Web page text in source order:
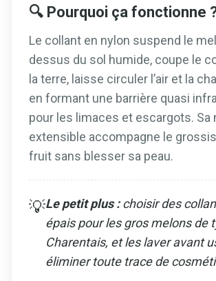
🔍 Pourquoi ça fonctionne
Le collant en nylon suspend le
dessus du sol humide, coupe le
la terre, laisse circuler l’air et la
en formant une barrière quasi
pour les limaces et escargots. Sa
extensible accompagne le
fruit sans blesser sa peau.
💡Le petit plus :choisir des
épais pour les gros melons de
Charentais, et les laver avant
éliminer toute trace de